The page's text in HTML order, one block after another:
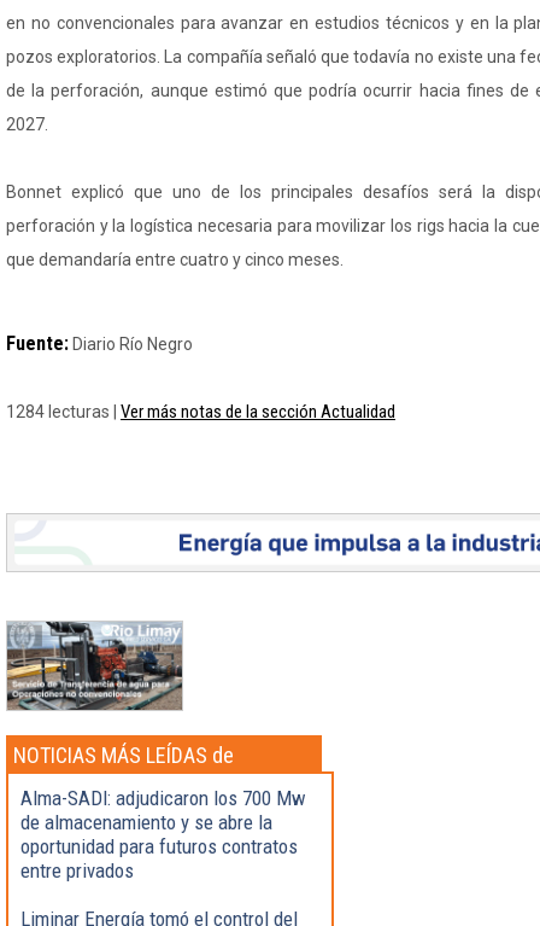
en no convencionales para avanzar en estudios técnicos y en la
pozos exploratorios. La compañía señaló que todavía no existe una
de la perforación, aunque estimó que podría ocurrir hacia fines de
2027.
Bonnet explicó que uno de los principales desafíos será la
perforación y la logística necesaria para movilizar los rigs hacia la
que demandaría entre cuatro y cinco meses.
Fuente: Diario Río Negro
1284 lecturas | Ver más notas de la sección Actualidad
NOTICIAS MÁS LEÍDAS de
Actualidad
Alma-SADI: adjudicaron los 700 Mw
de almacenamiento y se abre la
oportunidad para futuros contratos
entre privados
Liminar Energía tomó el control del